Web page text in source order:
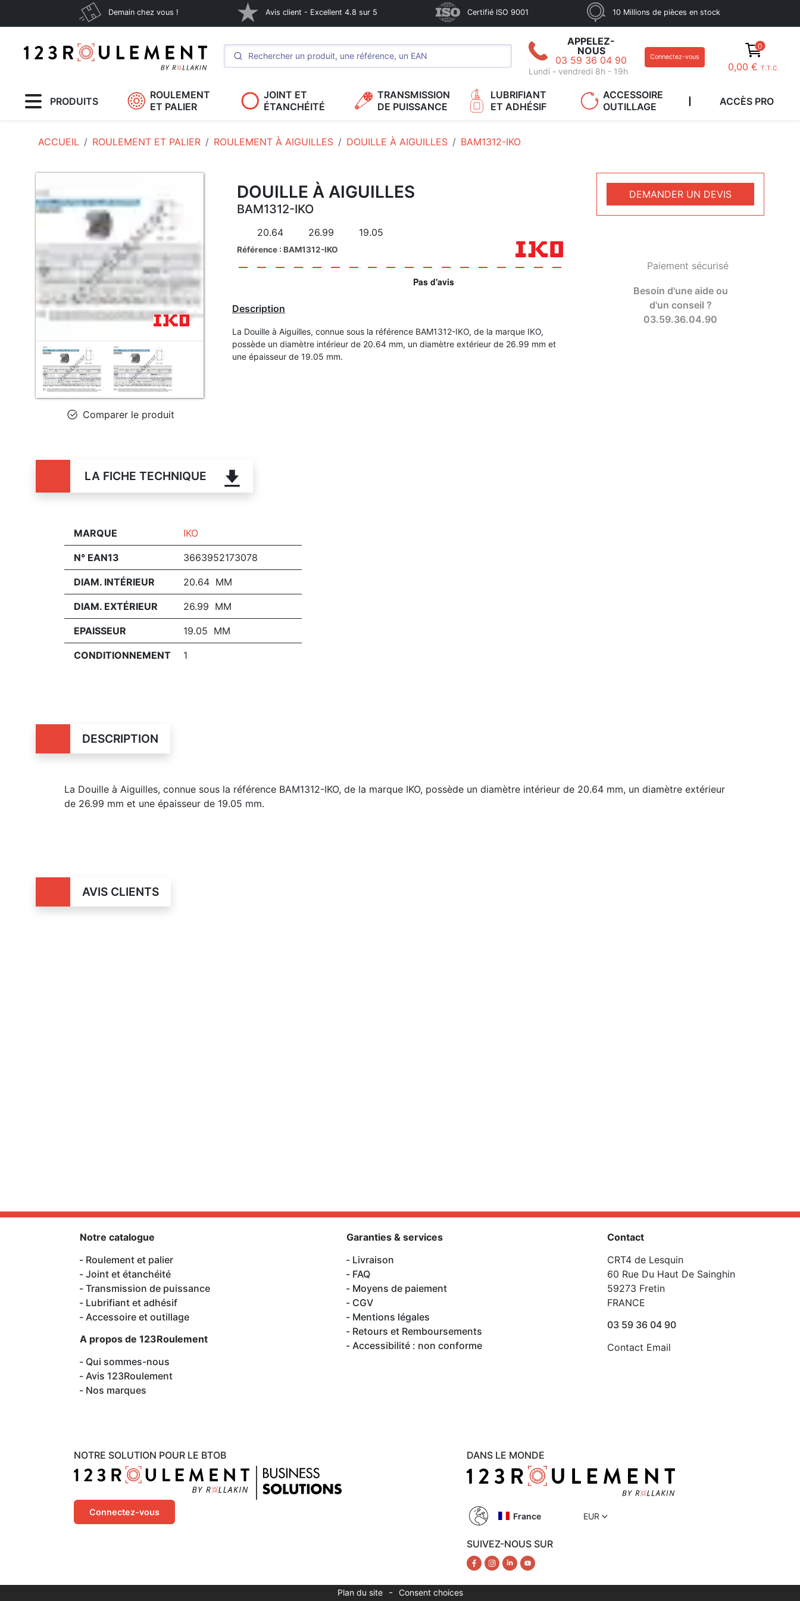
Demain chez vous ! Avis client - Excellent 4.8 sur 5 Certifié ISO 9001 10 Millions de pièces en stock
APPELEZ-
NOUS
03 59 36 04 90
Lundi - vendredi 8h - 19h
Connectez-vous
0
0,00 € T.T.C.
PRODUITS
ROULEMENT
ET PALIER
JOINT ET
ÉTANCHÉITÉ
TRANSMISSION
DE PUISSANCE
LUBRIFIANT
ET ADHÉSIF
ACCESSOIRE
OUTILLAGE
ACCÈS PRO
ACCUEIL ROULEMENT ET PALIER ROULEMENT À AIGUILLES DOUILLE À AIGUILLES BAM1312-IKO
Comparer le produit
DOUILLE À AIGUILLES
BAM1312-IKO
20.64 26.99 19.05
Référence : BAM1312-IKO
Description
La Douille à Aiguilles, connue sous la référence BAM1312-IKO, de la marque IKO,
possède un diamètre intérieur de 20.64 mm, un diamètre extérieur de 26.99 mm et
une épaisseur de 19.05 mm.
DEMANDER UN DEVIS
Paiement sécurisé
Besoin d'une aide ou
d'un conseil ?
03.59.36.04.90
LA FICHE TECHNIQUE
MARQUE IKO
N° EAN13 3663952173078
DIAM. INTÉRIEUR 20.64 MM
DIAM. EXTÉRIEUR 26.99 MM
EPAISSEUR 19.05 MM
CONDITIONNEMENT 1
DESCRIPTION
La Douille à Aiguilles, connue sous la référence BAM1312-IKO, de la marque IKO, possède un diamètre intérieur de 20.64 mm, un diamètre extérieur
de 26.99 mm et une épaisseur de 19.05 mm.
AVIS CLIENTS
NOTRE SOLUTION POUR LE BTOB
Connectez-vous
Notre catalogue
Roulement et palier
Joint et étanchéité
Transmission de puissance
Lubrifiant et adhésif
Accessoire et outillage
A propos de 123Roulement
Qui sommes-nous
Avis 123Roulement
Nos marques
Garanties & services
Livraison
FAQ
Moyens de paiement
CGV
Mentions légales
Retours et Remboursements
Accessibilité : non conforme
Contact
CRT4 de Lesquin
60 Rue Du Haut De Sainghin
59273 Fretin
FRANCE
03 59 36 04 90
Contact Email
DANS LE MONDE
France EUR
SUIVEZ-NOUS SUR
Plan du site - Consent choices